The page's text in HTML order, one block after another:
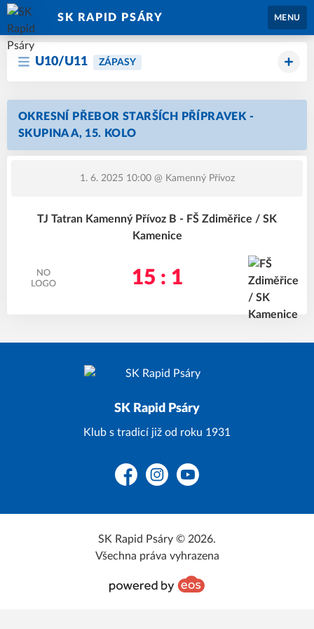
SK RAPID PSÁRY MENU
U10/U11 ZÁPASY
OKRESNÍ PŘEBOR STARŠÍCH PŘÍPRAVEK -
SKUPINA A, 15. KOLO
1. 6. 2025 10:00@ Kamenný Přívoz
TJ Tatran Kamenný Přívoz B - FŠ Zdiměřice / SK
Kamenice
15 : 1
SK Rapid Psáry
Klub s tradicí již od roku 1931
FacebookInstagramYouTube
SK Rapid Psáry © 2026.
Všechna práva vyhrazena